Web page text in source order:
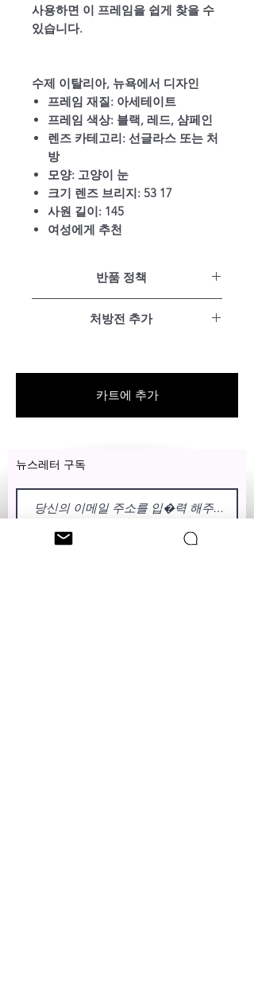
사용하면 이 프레임을 쉽게 찾을 수
있습니다.
수제 이탈리아, 뉴욕에서 디자인
프레임 재질: 아세테이트
프레임 색상: 블랙, 레드, 샴페인
렌즈 카테고리: 선글라스 또는 처
방
모양: 고양이 눈
크기 렌즈 브리지: 53 17
사원 길이: 145
여성에게 추천
반품 정책
처방전 추가
방출되는 유해한 청색광에 대한 노
출을 줄입니다.
렌즈에 트랜지셔널 기술을 추가하여
빛에 더 많이 노출되면 어두워지는
빛에 반응하는 색조로 눈이 다양한
색광에 대한 노출을 줄입니다.
카트에 추가
뉴스레터 구독